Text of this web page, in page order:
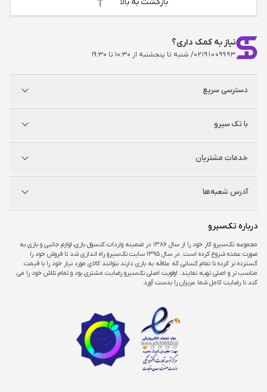
نیاز به کمک داری؟
۰۲۱۹۱۰۰۹۹۹۳/ شنبه تا پنجشنبه از ۱۰:۳۰ تا ۱۹:۳۰
دسترسی سریع
ایکس‌باکس
شگفت سیرو
با تک سیرو
راه‌های ارتباطی
مجله خبری
خدمات مشتریان
راهنمای اکانت‌ها
شرایط و قوانین
آدرس شعبه‌ها
شعبه مرکزی
شعبه چارسو
تهران، خیابان جمهوری، تقاطع حافظ، پاساژ چارسو، طبقه منفی یک، پلاک A۴۸
شعبه اپال
درباره تک‌سیرو
مجموعه تک‌سیرو کار خود را از سال ۱۳۸۶ در ضمینه واردات کنسول بازی، لوازم جانبی و بازی به
صورت عمده شروع کرده است. در سال ۱۳۹۵ سایت تک‌سیرو راه اندازی شد تا فروش خود را
گسترده تر کرده تا تمام کسانی که علاقه به بازی دارند بتوانند کالای مورد نیاز خود را با قیمت
مناسب تر و اصلی تهیه نمایند. اولویت اصلی تک‌سیرو رضایت مشتری بود و تمام تلاش خود را می
کند تا رضایت کامل شما عزیزان را بدست آورد.